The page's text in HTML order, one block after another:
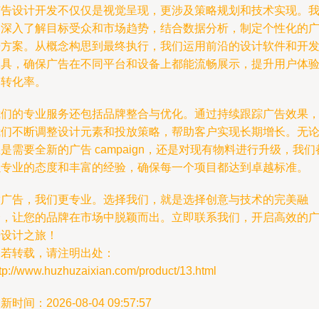
设计开发不仅仅是视觉呈现，更涉及策略规划和技术实现。我
入了解目标受众和市场趋势，结合数据分析，制定个性化的广
案。从概念构思到最终执行，我们运用前沿的设计软件和开发
，确保广告在不同平台和设备上都能流畅展示，提升用户体验
化率。
的专业服务还包括品牌整合与优化。通过持续跟踪广告效果，
不断调整设计元素和投放策略，帮助客户实现长期增长。无论
需要全新的广告 campaign，还是对现有物料进行升级，我们
业的态度和丰富的经验，确保每一个项目都达到卓越标准。
告，我们更专业。选择我们，就是选择创意与技术的完美融
让您的品牌在市场中脱颖而出。立即联系我们，开启高效的广
计之旅！
转载，请注明出处：
www.huzhuzaixian.com/product/13.html
时间：2026-08-04 09:57:57